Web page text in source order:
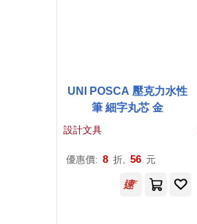
UNI POSCA 壓克力水性
筆 細字丸芯 金
設計文具
優惠價: 8 折, 56 元